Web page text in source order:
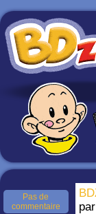
Pas de
commentaire